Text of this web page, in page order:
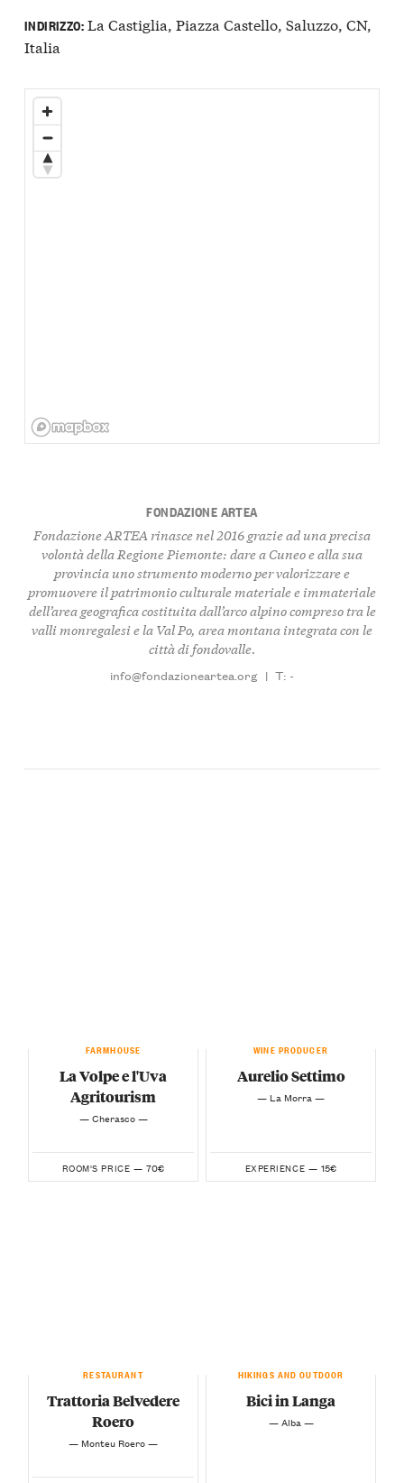
INDIRIZZO:La Castiglia, Piazza Castello, Saluzzo, CN,
Italia
FONDAZIONE ARTEA
Fondazione ARTEA rinasce nel 2016 grazie ad una precisa
volontà della Regione Piemonte: dare a Cuneo e alla sua
provincia uno strumento moderno per valorizzare e
promuovere il patrimonio culturale materiale e immateriale
dell’area geografica costituita dall’arco alpino compreso tra le
valli monregalesi e la Val Po, area montana integrata con le
città di fondovalle.
info@fondazioneartea.org | T: -
FARMHOUSE
La Volpe e l'Uva
Agritourism
— Cherasco —
ROOM'S PRICE — 70€
WINE PRODUCER
Aurelio Settimo
— La Morra —
EXPERIENCE — 15€
RESTAURANT
Trattoria Belvedere
Roero
— Monteu Roero —
HIKINGS AND OUTDOOR
Bici in Langa
— Alba —